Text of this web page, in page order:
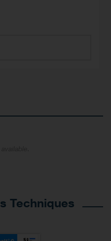
Techniques